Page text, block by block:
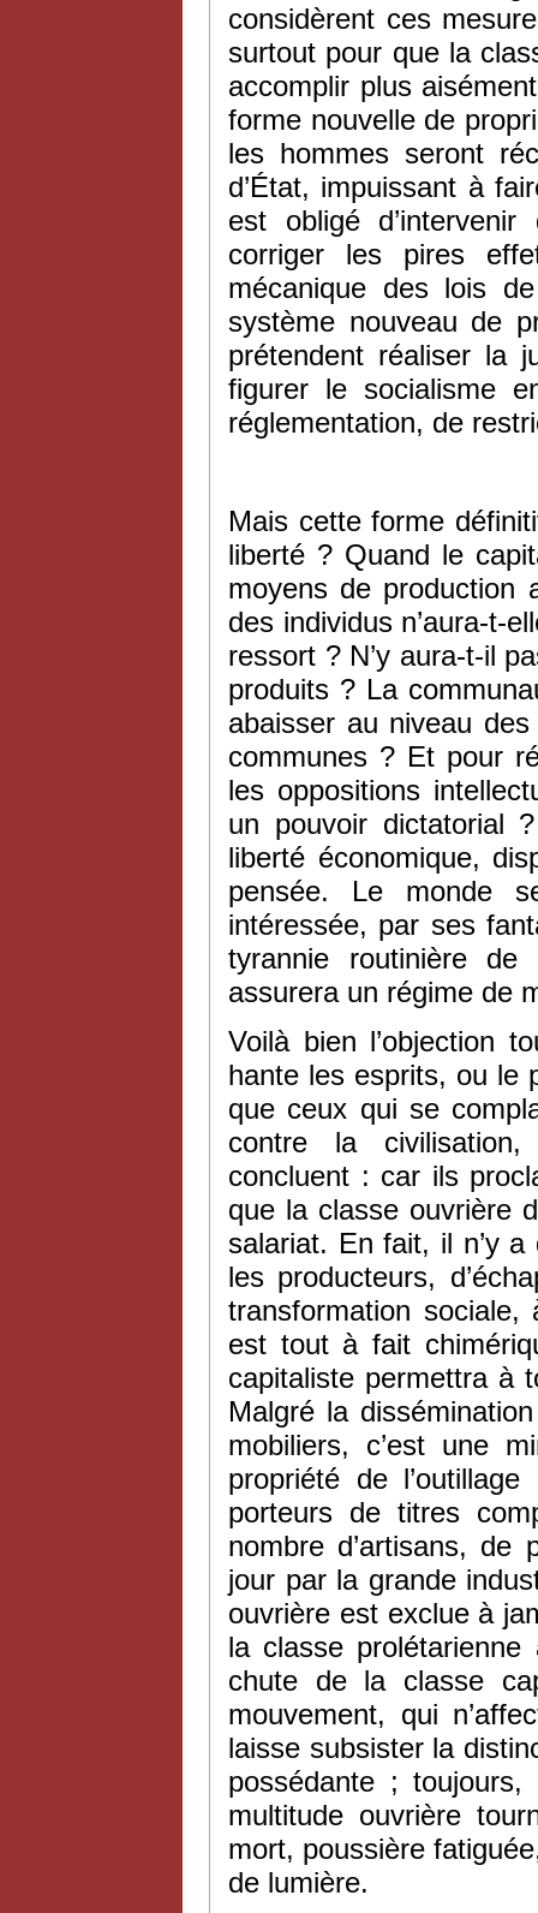
considèrent ces
surtout pour que la
accomplir plus
forme nouvelle de
les hommes seront
d’État, impuissant à
est obligé
corriger les pires
mécanique des lois
système nouveau de
prétendent réaliser la
figurer le socialisme
réglementation, de
Mais cette forme
liberté ? Quand le
moyens de production
des individus n’aura-t-
ressort ? N’y aura-t-il
produits ? La
abaisser au niveau
communes ? Et pour
les oppositions
un pouvoir dictatorial
liberté économique,
pensée. Le monde
intéressée, par ses
tyrannie routinière
assurera un régime de
Voilà bien l’objection
hante les esprits, ou le
que ceux qui se
contre la civilisation,
concluent : car ils
que la classe ouvrière
salariat. En fait, il n’y
les producteurs,
transformation
est tout à fait
capitaliste permettra à
Malgré la
mobiliers, c’est une
propriété de
porteurs de titres
nombre d’artisans, de
jour par la grande
ouvrière est exclue à
la classe
chute de la classe
mouvement, qui
laisse subsister la
possédante ;
multitude ouvrière
mort, poussière
de lumière.